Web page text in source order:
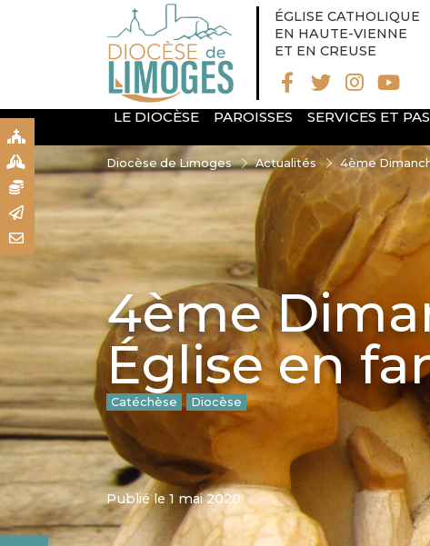
ÉGLISE CATHOLIQUE
EN HAUTE-VIENNE
ET EN CREUSE
LE DIOCÈSE PAROISSES SERVICES ET
Diocèse de Limoges Actualités 4ème
4ème
Église en
Catéchèse Diocèse
Publié le 1 mai 2020